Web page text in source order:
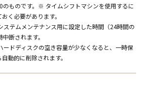
ものです。※ タイムシフトマシンを使用するに
く必要があります。
テムメンテナンス用に設定した時間（24時間の
断されます。
ドディスクの空き容量が少なくなると、一時保
動的に削除されます。